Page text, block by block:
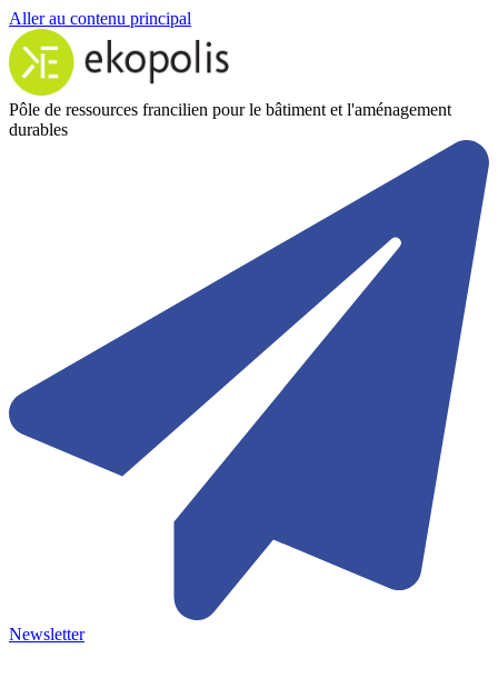
Aller au contenu principal
Pôle de ressources francilien pour le bâtiment et l'aménagement
durables
Newsletter